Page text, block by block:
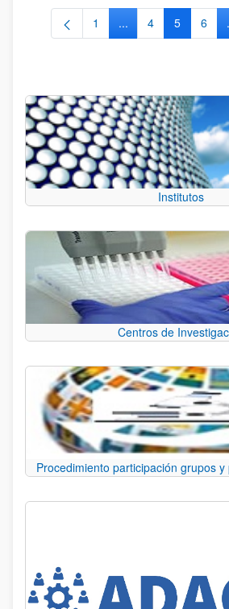
Página
1 ...PáginasPágina
4 Página
5 6
Institutos
Centros de
Procedimiento participación grupos